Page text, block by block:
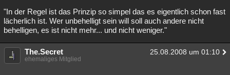
"In der Regel ist das Prinzip so simpel das es eigentlich schon fast
lächerlich ist. Wer unbehelligt sein will soll auch andere nicht
behelligen, es ist nicht mehr... und nicht weniger."
The.Secret 25.08.2008 um 01:10
ehemaliges Mitglied